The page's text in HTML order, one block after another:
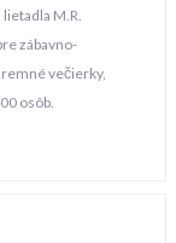
M.R.
zábavno-
večierky,
osôb.